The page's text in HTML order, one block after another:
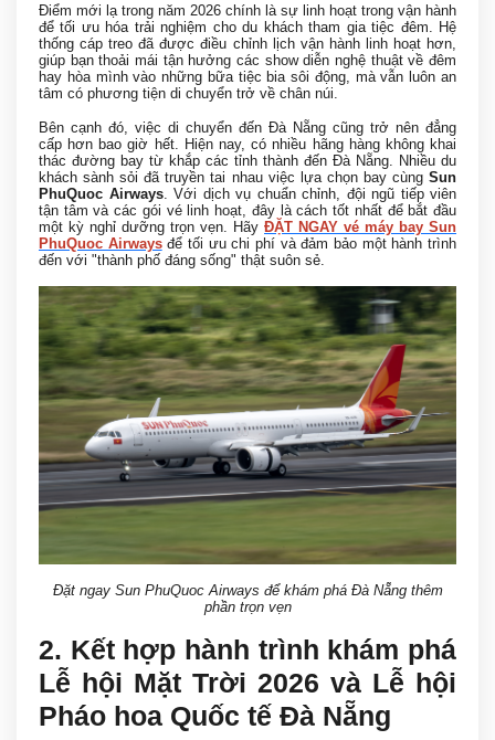
Điểm mới lạ trong năm 2026 chính là sự linh hoạt trong vận hành
để tối ưu hóa trải nghiệm cho du khách tham gia tiệc đêm. Hệ
thống cáp treo đã được điều chỉnh lịch vận hành linh hoạt hơn,
giúp bạn thoải mái tận hưởng các show diễn nghệ thuật về đêm
hay hòa mình vào những bữa tiệc bia sôi động, mà vẫn luôn an
tâm có phương tiện di chuyển trở về chân núi.
Bên cạnh đó, việc di chuyển đến Đà Nẵng cũng trở nên đẳng
cấp hơn bao giờ hết. Hiện nay, có nhiều hãng hàng không khai
thác đường bay từ khắp các tỉnh thành đến Đà Nẵng. Nhiều du
khách sành sỏi đã truyền tai nhau việc lựa chọn bay cùng Sun
PhuQuoc Airways. Với dịch vụ chuẩn chỉnh, đội ngũ tiếp viên
tận tâm và các gói vé linh hoạt, đây là cách tốt nhất để bắt đầu
một kỳ nghỉ dưỡng trọn vẹn. Hãy ĐẶT NGAY vé máy bay Sun
PhuQuoc Airwaysđể tối ưu chi phí và đảm bảo một hành trình
đến với "thành phố đáng sống" thật suôn sẻ.
Đặt ngay Sun PhuQuoc Airways để khám phá Đà Nẵng thêm
phần trọn vẹn
2. Kết hợp hành trình khám phá
Lễ hội Mặt Trời 2026 và Lễ hội
Pháo hoa Quốc tế Đà Nẵng